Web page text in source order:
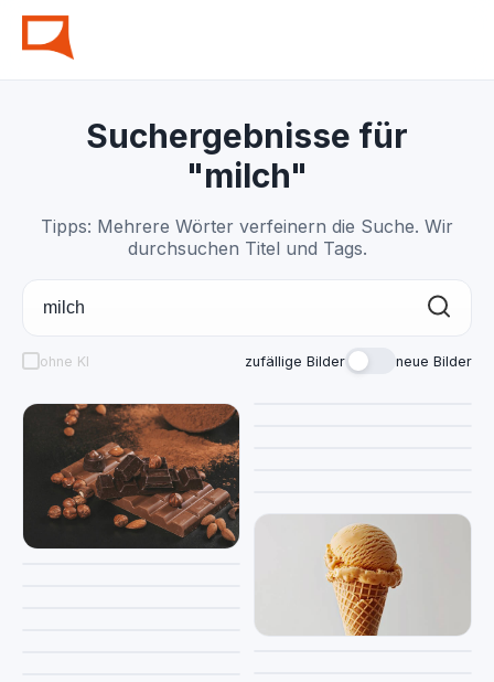
Suchergebnisse für
"milch"
Tipps: Mehrere Wörter verfeinern die Suche. Wir
durchsuchen Titel und Tags.
ohne KI zufällige Bilder neue Bilder